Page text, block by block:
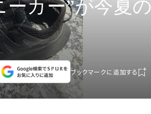
カー”が今夏の
ブックマークに追加する